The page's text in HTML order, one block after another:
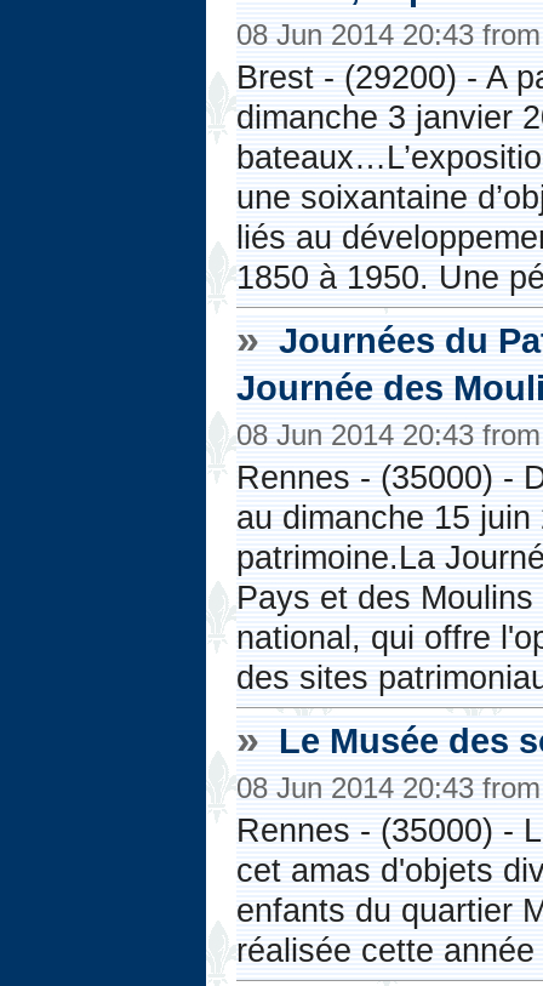
08 Jun 2014 20:43
Brest - (29200) - A
dimanche 3 janvier
une soixantaine
liés au
1850 à 1950. Une
» Journées du
Journée des
08 Jun 2014 20:43
Rennes - (35000) -
au dimanche 15
patrimoine.La
Pays et des
national, qui offre
des sites
» Le Musée des
08 Jun 2014 20:43
Rennes - (35000) -
cet amas d'objets
enfants du quartier
réalisée cette